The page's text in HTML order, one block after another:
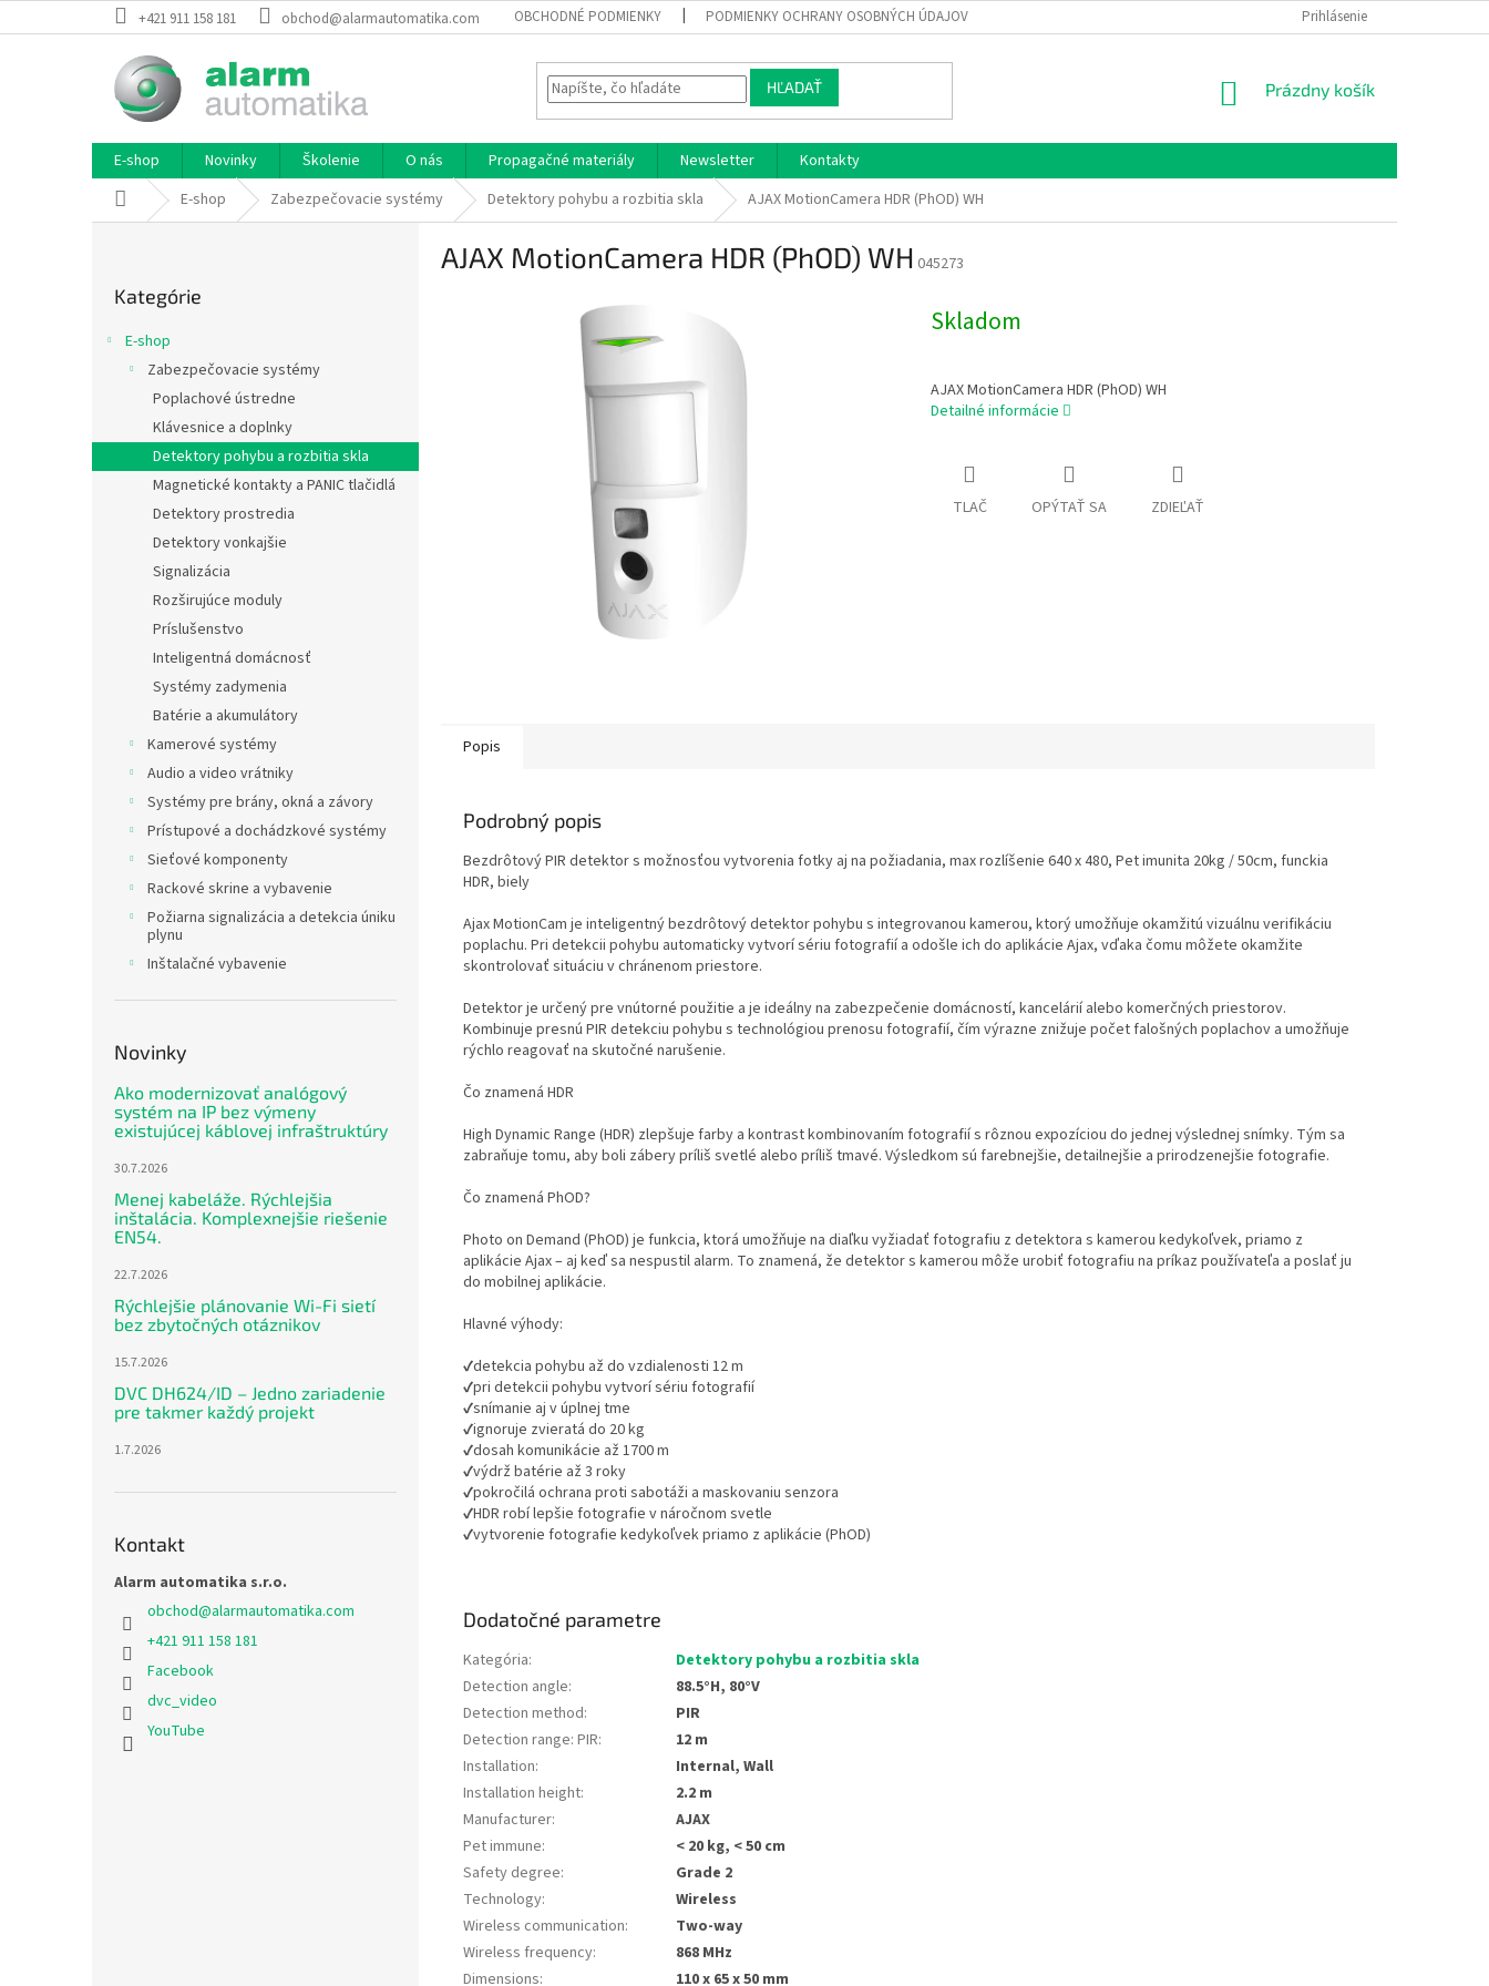
na
+421 911 158 181 obchod@alarmautomatika.com OBCHODNÉ PODMIENKY PODMIENKY OCHRANY OSOBNÝCH ÚDAJOV Prihlásenie
HĽADAŤ
NÁKUPNÝ
Prázdny košík
E-shop Novinky Školenie O nás Propagačné materiály Newsletter
Kontakty
DomovE-shop Zabezpečovacie systémy Detektory pohybu a rozbitia skla AJAX MotionCamera HDR (PhOD) WH
kategórie
Kategórie
E-shop
Zabezpečovacie systémy
Poplachové ústredne
Klávesnice a doplnky
Detektory pohybu a rozbitia skla
Magnetické kontakty a PANIC tlačidlá
Detektory prostredia
Detektory vonkajšie
Signalizácia
Rozširujúce moduly
Príslušenstvo
Inteligentná domácnosť
Systémy zadymenia
Batérie a akumulátory
Kamerové systémy
Audio a video vrátniky
Systémy pre brány, okná a závory
Prístupové a dochádzkové systémy
Sieťové komponenty
Rackové skrine a vybavenie
Požiarna signalizácia a detekcia úniku
plynu
Inštalačné vybavenie
Novinky
Ako modernizovať analógový
systém na IP bez výmeny
existujúcej káblovej infraštruktúry
30.7.2026
Menej kabeláže. Rýchlejšia
inštalácia. Komplexnejšie riešenie
EN54.
22.7.2026
Rýchlejšie plánovanie Wi-Fi sietí
bez zbytočných otáznikov
15.7.2026
DVC DH624/ID – Jedno zariadenie
pre takmer každý projekt
1.7.2026
Kontakt
Alarm automatika s.r.o.
obchod@alarmautomatika.com
+421 911 158 181
Facebook
dvc_video
YouTube
AJAX MotionCamera HDR (PhOD) WH 045273
Skladom
AJAX MotionCamera HDR (PhOD) WH
Detailné informácie
TLAČ OPÝTAŤ SA ZDIEĽAŤ
Popis
Podrobný popis
Bezdrôtový PIR detektor s možnosťou vytvorenia fotky aj na požiadania, max rozlíšenie 640 x 480, Pet imunita 20kg / 50cm, funckia
HDR, biely
Ajax MotionCam je inteligentný bezdrôtový detektor pohybu s integrovanou kamerou, ktorý umožňuje okamžitú vizuálnu verifikáciu
poplachu. Pri detekcii pohybu automaticky vytvorí sériu fotografií a odošle ich do aplikácie Ajax, vďaka čomu môžete okamžite
skontrolovať situáciu v chránenom priestore.
Detektor je určený pre vnútorné použitie a je ideálny na zabezpečenie domácností, kancelárií alebo komerčných priestorov.
Kombinuje presnú PIR detekciu pohybu s technológiou prenosu fotografií, čím výrazne znižuje počet falošných poplachov a umožňuje
rýchlo reagovať na skutočné narušenie.
Čo znamená HDR
High Dynamic Range (HDR) zlepšuje farby a kontrast kombinovaním fotografií s rôznou expozíciou do jednej výslednej snímky. Tým sa
zabraňuje tomu, aby boli zábery príliš svetlé alebo príliš tmavé. Výsledkom sú farebnejšie, detailnejšie a prirodzenejšie fotografie.
Čo znamená PhOD?
Photo on Demand (PhOD) je funkcia, ktorá umožňuje na diaľku vyžiadať fotografiu z detektora s kamerou kedykoľvek, priamo z
aplikácie Ajax – aj keď sa nespustil alarm. To znamená, že detektor s kamerou môže urobiť fotografiu na príkaz používateľa a poslať ju
do mobilnej aplikácie.
Hlavné výhody:
✔detekcia pohybu až do vzdialenosti 12 m
✔pri detekcii pohybu vytvorí sériu fotografií
✔snímanie aj v úplnej tme
✔ignoruje zvieratá do 20 kg
✔dosah komunikácie až 1700 m
✔výdrž batérie až 3 roky
✔pokročilá ochrana proti sabotáži a maskovaniu senzora
✔HDR robí lepšie fotografie v náročnom svetle
✔vytvorenie fotografie kedykoľvek priamo z aplikácie (PhOD)
Dodatočné parametre
Kategória:
Detektory pohybu a rozbitia skla
Detection angle:
88.5°H, 80°V
Detection method:
PIR
Detection range: PIR:
12 m
Installation:
Internal, Wall
Installation height:
2.2 m
Manufacturer:
AJAX
Pet immune:
< 20 kg, < 50 cm
Safety degree:
Grade 2
Technology:
Wireless
Wireless communication:
Two-way
Wireless frequency:
868 MHz
Dimensions: 110 x 65 x 50 mm